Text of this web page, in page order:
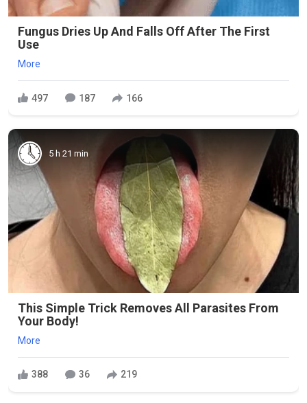
Fungus Dries Up And Falls Off After The First
Use
More
497 187 166
5 h 21 min
This Simple Trick Removes All Parasites From
Your Body!
More
388 36 219